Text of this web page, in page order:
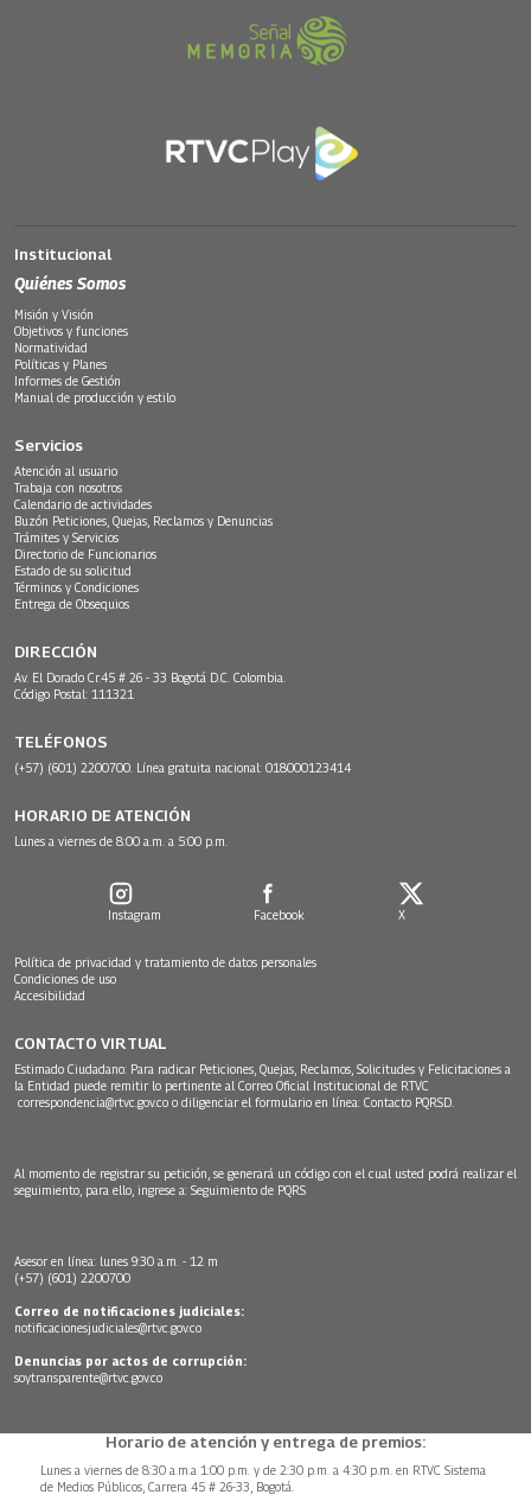
Institucional
Quiénes Somos
Misión y Visión
Objetivos y funciones
Normatividad
Políticas y Planes
Informes de Gestión
Manual de producción y estilo
Servicios
Atención al usuario
Trabaja con nosotros
Calendario de actividades
Buzón Peticiones, Quejas, Reclamos y Denuncias
Trámites y Servicios
Directorio de Funcionarios
Estado de su solicitud
Términos y Condiciones
Entrega de Obsequios
DIRECCIÓN
Av. El Dorado Cr.45 # 26 - 33 Bogotá D.C. Colombia.
Código Postal: 111321
TELÉFONOS
(+57) (601) 2200700. Línea gratuita nacional: 018000123414
HORARIO DE ATENCIÓN
Lunes a viernes de 8:00 a.m. a 5:00 p.m.
Instagram Facebook X
Política de privacidad y tratamiento de datos personales
Condiciones de uso
Accesibilidad
CONTACTO VIRTUAL
Estimado Ciudadano: Para radicar Peticiones, Quejas, Reclamos, Solicitudes y Felicitaciones a
la Entidad puede remitir lo pertinente al Correo Oficial Institucional de RTVC
correspondencia@rtvc.gov.co o diligenciar el formulario en línea: Contacto PQRSD.
Al momento de registrar su petición, se generará un código con el cual usted podrá realizar el
seguimiento, para ello, ingrese a: Seguimiento de PQRS
Asesor en línea: lunes 9:30 a.m. - 12 m
(+57) (601) 2200700
Correo de notificaciones judiciales:
notificacionesjudiciales@rtvc.gov.co
Denuncias por actos de corrupción:
soytransparente@rtvc.gov.co
Horario de atención y entrega de premios:
Lunes a viernes de 8:30 a.m.a 1:00 p.m. y de 2:30 p.m. a 4:30 p.m. en RTVC Sistema
de Medios Públicos, Carrera 45 # 26-33, Bogotá.